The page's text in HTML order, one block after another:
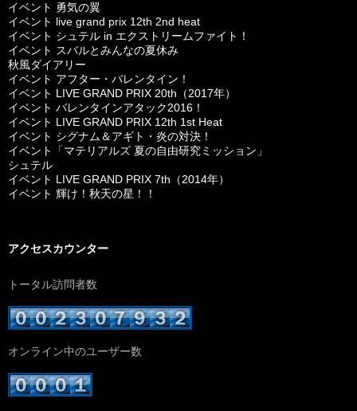
イベント 勇気の翼
イベント live grand prix 12th 2nd heat
イベント シュテル in エクストリームファイト！
イベント スバルとみんなの夏休み
秋風ダイアリー
イベント アフター・バレンタイン！
イベント LIVE GRAND PRIX 20th（2017年）
イベント バレンタインアタック2016！
イベント LIVE GRAND PRIX 12th 1st Heat
イベント シグナム＆アギト・炎の対決！
イベント「マテリアルズ 夏の自由研究ミッション」
シュテル
イベント LIVE GRAND PRIX 7th（2014年）
イベント 輝け！秋天の星！！
アクセスカウンター
トータル訪問者数
オンライン中のユーザー数